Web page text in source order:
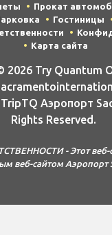
Прокат
Гостиницы
Карта сайта
2026 Try Quantum
Аэропорт
Rights Reserved.
- Этот веб-
веб-сайтом Аэропорт